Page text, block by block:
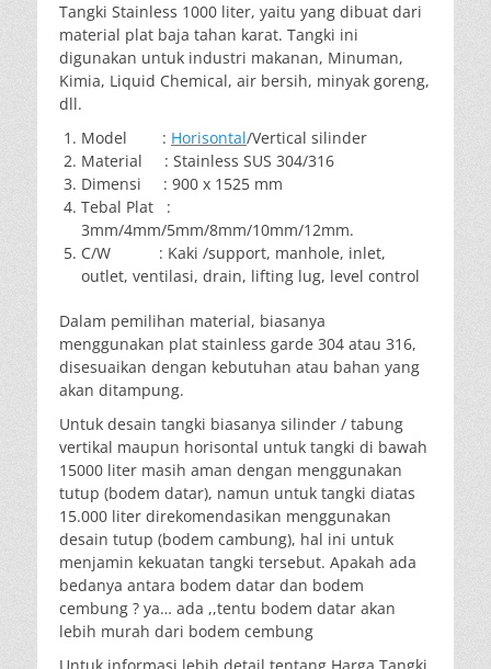
Tangki Stainless 1000 liter, yaitu yang dibuat dari
material plat baja tahan karat. Tangki ini
digunakan untuk industri makanan, Minuman,
Kimia, Liquid Chemical, air bersih, minyak goreng,
dll.
Model : Horisontal/Vertical silinder
Material : Stainless SUS 304/316
Dimensi : 900 x 1525 mm
Tebal Plat :
3mm/4mm/5mm/8mm/10mm/12mm.
C/W : Kaki /support, manhole, inlet,
outlet, ventilasi, drain, lifting lug, level control
Dalam pemilihan material, biasanya
menggunakan plat stainless garde 304 atau 316,
disesuaikan dengan kebutuhan atau bahan yang
akan ditampung.
Untuk desain tangki biasanya silinder / tabung
vertikal maupun horisontal untuk tangki di bawah
15000 liter masih aman dengan menggunakan
tutup (bodem datar), namun untuk tangki diatas
15.000 liter direkomendasikan menggunakan
desain tutup (bodem cambung), hal ini untuk
menjamin kekuatan tangki tersebut. Apakah ada
bedanya antara bodem datar dan bodem
cembung ? ya… ada ,,tentu bodem datar akan
lebih murah dari bodem cembung